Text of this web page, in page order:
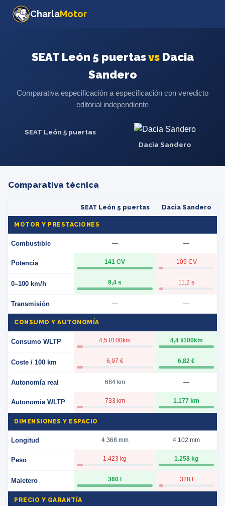
CharlaMotor
SEAT León 5 puertasvsDacia
Sandero
Comparativa especificación a especificación con veredicto
editorial independiente
SEAT León 5 puertas
Dacia Sandero
Comparativa técnica
SEAT León 5 puertas Dacia Sandero
MOTOR Y PRESTACIONES
Combustible — —
Potencia 141 CV 109 CV
0–100 km/h 9,4 s 11,2 s
Transmisión — —
CONSUMO Y AUTONOMÍA
Consumo WLTP 4,5 l/100km 4,4 l/100km
Coste / 100 km 6,97 € 6,82 €
Autonomía real 684 km —
Autonomía WLTP 733 km 1.177 km
DIMENSIONES Y ESPACIO
Longitud 4.368 mm 4.102 mm
Peso 1.423 kg 1.258 kg
Maletero 360 l 328 l
PRECIO Y GARANTÍA